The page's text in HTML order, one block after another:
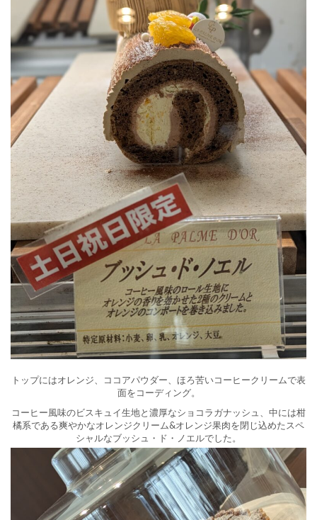
トップにはオレンジ、ココアパウダー、ほろ苦いコーヒークリームで表
面をコーディング。
コーヒー風味のビスキュイ生地と濃厚なショコラガナッシュ、中には柑
橘系である爽やかなオレンジクリーム&オレンジ果肉を閉じ込めたスペ
シャルなブッシュ・ド・ノエルでした。